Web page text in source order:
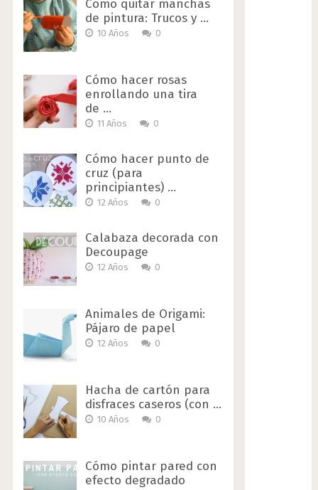
Cómo quitar manchas
de pintura: Trucos y …
10 Años 0
Cómo hacer rosas
enrollando una tira
de …
11 Años 0
Cómo hacer punto de
cruz (para
principiantes) …
12 Años 0
Calabaza decorada con
Decoupage
12 Años 0
Animales de Origami:
Pájaro de papel
12 Años 0
Hacha de cartón para
disfraces caseros (con …
10 Años 0
Cómo pintar pared con
efecto degradado